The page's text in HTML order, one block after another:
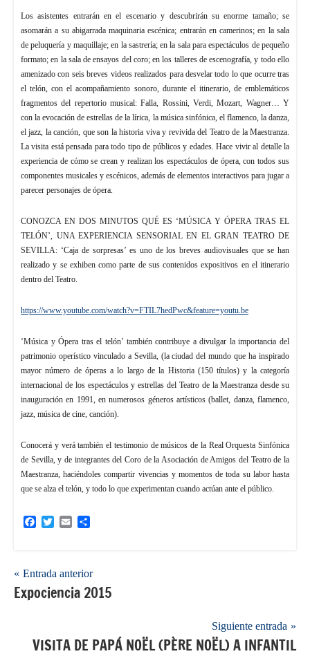
Los asistentes entrarán en el escenario y descubrirán su enorme tamaño; se
asomarán a su abigarrada maquinaria escénica; entrarán en camerinos; en la sala
de peluquería y maquillaje; en la sastrería; en la sala para espectáculos de pequeño
formato; en la sala de ensayos del coro; en los talleres de escenografía, y todo ello
amenizado con seis breves videos realizados para desvelar todo lo que ocurre tras
el telón, con el acompañamiento sonoro, durante el itinerario, de emblemáticos
fragmentos del repertorio musical: Falla, Rossini, Verdi, Mozart, Wagner… Y
con la evocación de estrellas de la lírica, la música sinfónica, el flamenco, la danza,
el jazz, la canción, que son la historia viva y revivida del Teatro de la Maestranza.
La visita está pensada para todo tipo de públicos y edades. Hace vivir al detalle la
experiencia de cómo se crean y realizan los espectáculos de ópera, con todos sus
componentes musicales y escénicos, además de elementos interactivos para jugar a
parecer personajes de ópera.
CONOZCA EN DOS MINUTOS QUÉ ES ‘MÚSICA Y ÓPERA TRAS EL
TELÓN’, UNA EXPERIENCIA SENSORIAL EN EL GRAN TEATRO DE
SEVILLA: ‘Caja de sorpresas’ es uno de los breves audiovisuales que se han
realizado y se exhiben como parte de sus contenidos expositivos en el itinerario
dentro del Teatro.
https://www.youtube.com/watch?v=FTIL7hedPwc&feature=youtu.be
‘Música y Ópera tras el telón’ también contribuye a divulgar la importancia del
patrimonio operístico vinculado a Sevilla, (la ciudad del mundo que ha inspirado
mayor número de óperas a lo largo de la Historia (150 títulos) y la categoría
internacional de los espectáculos y estrellas del Teatro de la Maestranza desde su
inauguración en 1991, en numerosos géneros artísticos (ballet, danza, flamenco,
jazz, música de cine, canción).
Conocerá y verá también el testimonio de músicos de la Real Orquesta Sinfónica
de Sevilla, y de integrantes del Coro de la Asociación de Amigos del Teatro de la
Maestranza, haciéndoles compartir vivencias y momentos de toda su labor hasta
que se alza el telón, y todo lo que experimentan cuando actúan ante el público.
FacebookTwitterEmail
Navegación
de
Entrada anterior
Expociencia 2015
Siguiente entrada
VISITA DE PAPÁ NOËL (PÈRE NOËL) A INFANTIL